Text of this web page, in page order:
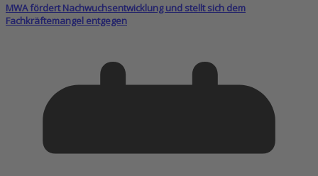
MWA fördert Nachwuchsentwicklung und stellt sich dem
Fachkräftemangel entgegen